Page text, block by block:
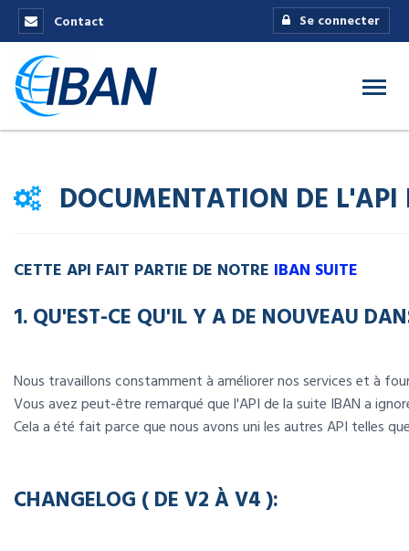
Contact Se connecter
DOCUMENTATION DE
CETTE API FAIT PARTIE DE NOTRE IBAN SUITE
1. QU'EST-CE QU'IL Y A DE NOUVEAU
Nous travaillons constamment à améliorer nos services et à
Vous avez peut-être remarqué que l'API de la suite IBAN a
Cela a été fait parce que nous avons uni les autres API telles
CHANGELOG ( DE V2 À V4 ):